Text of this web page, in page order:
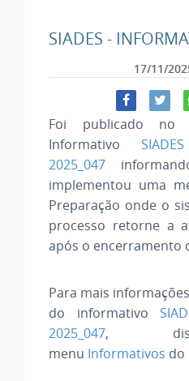
SIADES -
17/11/
Foi publicado no
Informativo
2025_047
implementou uma
Preparação onde o
processo retorne a
após o encerramento
Para mais
do informativo
2025_047,
menu Informativos do